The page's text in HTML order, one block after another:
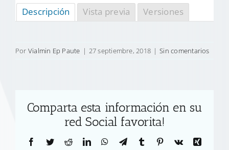
Descripción Vista previa Versiones
Por Vialmin Ep Paute | 27 septiembre, 2018 | Sin comentarios
Comparta esta información en su
red Social favorita!
Facebook
TwitterRedditLinkedInWhatsApp
TelegramTumblr Pinterest
Vk
Xing